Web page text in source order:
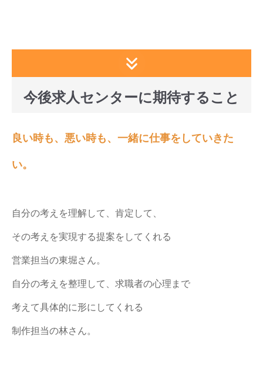
今後求人センターに期待すること
良い時も、悪い時も、一緒に仕事をしていきた
い。
自分の考えを理解して、肯定して、
その考えを実現する提案をしてくれる
営業担当の東堀さん。
自分の考えを整理して、求職者の心理まで
考えて具体的に形にしてくれる
制作担当の林さん。